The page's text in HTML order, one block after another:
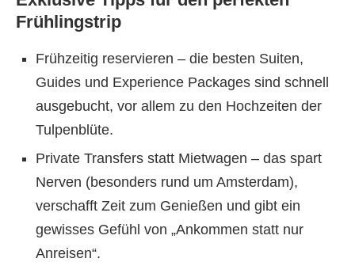
Frühlingstrip
Frühzeitig reservieren – die besten Suiten,
Guides und Experience Packages sind schnell
ausgebucht, vor allem zu den Hochzeiten der
Tulpenblüte.
Private Transfers statt Mietwagen – das spart
Nerven (besonders rund um Amsterdam),
verschafft Zeit zum Genießen und gibt ein
gewisses Gefühl von „Ankommen statt nur
Anreisen“.